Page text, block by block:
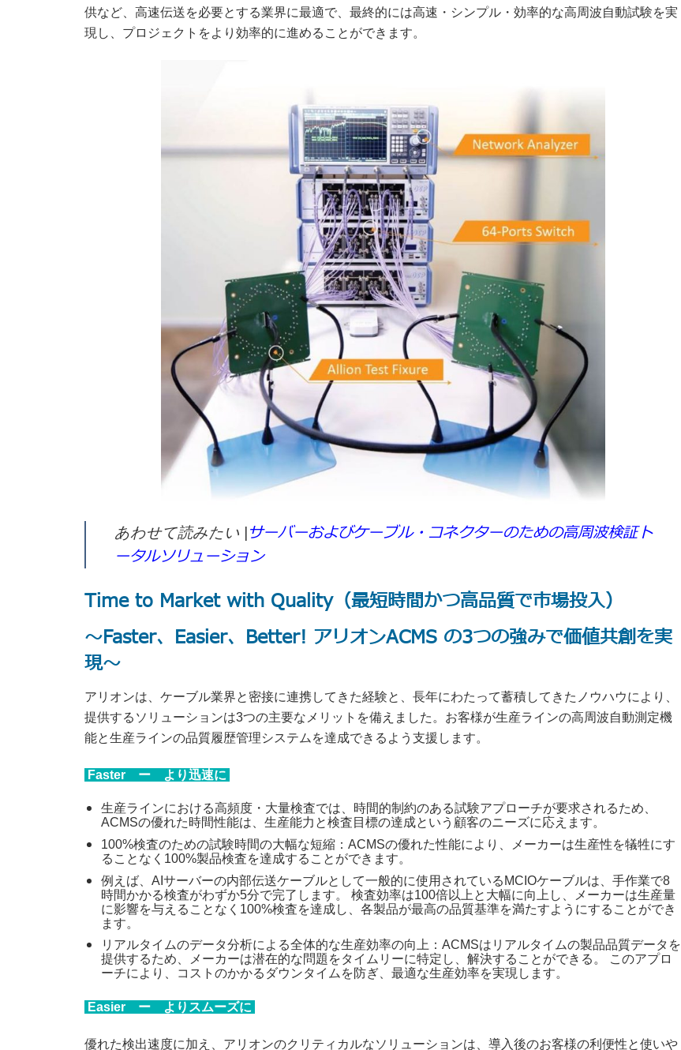
供など、高速伝送を必要とする業界に最適で、最終的には高速・シンプル・効率的な高周波自動試験を実
現し、プロジェクトをより効率的に進めることができます。
あわせて読みたい |
サーバーおよびケーブル・コネクターのための高周波検証ト
ータルソリューション
Time to Market with Quality（最短時間かつ高品質で市場投入）
～Faster、Easier、Better! アリオンACMS の3つの強みで価値共創を実
現～
アリオンは、ケーブル業界と密接に連携してきた経験と、長年にわたって蓄積してきたノウハウにより、
提供するソリューションは3つの主要なメリットを備えました。お客様が生産ラインの高周波自動測定機
能と生産ラインの品質履歴管理システムを達成できるよう支援します。
Faster ー より迅速に
生産ラインにおける高頻度・大量検査では、時間的制約のある試験アプローチが要求されるため、
ACMSの優れた時間性能は、生産能力と検査目標の達成という顧客のニーズに応えます。
100%検査のための試験時間の大幅な短縮：ACMSの優れた性能により、メーカーは生産性を犠牲にす
ることなく100%製品検査を達成することができます。
例えば、AIサーバーの内部伝送ケーブルとして一般的に使用されているMCIOケーブルは、手作業で8
時間かかる検査がわずか5分で完了します。 検査効率は100倍以上と大幅に向上し、メーカーは生産量
に影響を与えることなく100%検査を達成し、各製品が最高の品質基準を満たすようにすることができ
ます。
リアルタイムのデータ分析による全体的な生産効率の向上：ACMSはリアルタイムの製品品質データを
提供するため、メーカーは潜在的な問題をタイムリーに特定し、解決することができる。 このアプロ
ーチにより、コストのかかるダウンタイムを防ぎ、最適な生産効率を実現します。
Easier ー よりスムーズに
優れた検出速度に加え、アリオンのクリティカルなソリューションは、導入後のお客様の利便性と使いや